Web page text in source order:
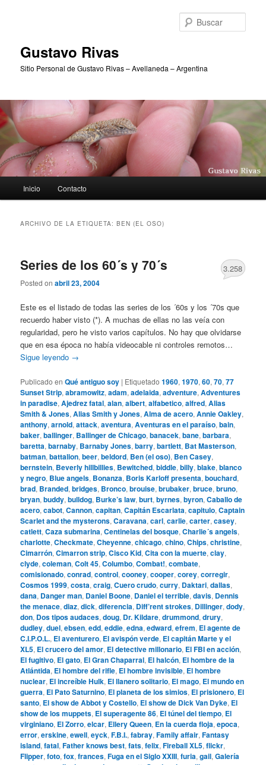
Gustavo Rivas
Sitio Personal de Gustavo Rivas – Avellaneda – Argentina
principal
Inicio Contacto
ARCHIVO DE LA ETIQUETA:BEN (EL OSO)
Series de los 60´s y 70´s
Posted onabril 23, 2004
3.258
Este es el listado de todas las series de los ´60s y los ´70s que
recuerdo haber visto (*). A muchas de ellas no las veía con
regularidad, pero he visto varios capítulos. No hay que olvidarse
que en esa época no había videocable ni controles remotos…
Sigue leyendo →
Publicado en Qué antiguo soy | Etiquetado 1960,1970,60,70,77
Sunset Strip,abramowitz,adam,adelaida,adventure,Adventures
in paradise,Ajedrez fatal,alan,albert,alfabetico,alfred,Alias
Smith & Jones,Alias Smith y Jones,Alma de acero,Annie Oakley,
anthony,arnold,attack,aventura,Aventuras en el paraíso,bain,
baker,ballinger, Ballinger de Chicago,banacek,bane,barbara,
baretta,barnaby, Barnaby Jones,barry,bartlett, Bat Masterson,
batman,battalion,beer,beldord, Ben (el oso), Ben Casey,
bernstein, Beverly hillbillies, Bewitched,biddle,billy,blake,blanco
y negro, Blue angels, Bonanza, Boris Karloff presenta,bouchard,
brad, Branded,bridges, Bronco,brouise,brubaker,bruce,bruno,
bryan,buddy,bulldog, Burke’s law,burt,byrnes,byron,Caballo de
acero,cabot,Cannon,capitan,Capitán Escarlata,capitulo,Captain
Scarlet and the mysterons,Caravana,carl,carlie,carter,casey,
catlett,Caza submarina,Centinelas del bosque,Charlie´s angels,
charlotte,Checkmate,Cheyenne,chicago,chino,Chips,christine,
Cimarrón,Cimarron strip,Cisco Kid,Cita con la muerte,clay,
clyde,coleman,Colt 45,Columbo,Combat!,combate,
comisionado,conrad,control,cooney,cooper,corey,corregir,
Cosmos 1999,costa,craig,Cuero crudo,curry, Daktari,dallas,
dana, Danger man, Daniel Boone, Daniel el terrible,davis, Dennis
the menace,diaz,dick,diferencia, Diff’rent strokes, Dillinger,dody,
don, Dos tipos audaces,doug, Dr. Kildare,drummond,drury,
dudley,duel,ebsen,edd,eddie,edna,edward,efrem, El agente de
C.I.P.O.L., El aventurero, El avispón verde, El capitán Marte y el
XL5, El crucero del amor, El detective millonario, El FBI en acción,
El fugitivo, El gato, El Gran Chaparral, El halcón, El hombre de la
Atlántida, El hombre del rifle, El hombre invisible, El hombre
nuclear, El increíble Hulk, El llanero solitario, El mago, El mundo en
guerra, El Pato Saturnino, El planeta de los simios, El prisionero, El
santo, El show de Abbot y Costello, El show de Dick Van Dyke, El
show de los muppets, El superagente 86, El túnel del tiempo, El
virginiano, El Zorro,elcar, Ellery Queen, En la cuerda floja,epoca,
error,erskine,ewell,eyck,F.B.I.,fabray,Family affair,Fantasy
island,fatal,Father knows best,fats,felix,Fireball XL5,flickr,
Flipper,foto,fox,frances,Fuga en el Siglo XXIII,furia,gail,Galería